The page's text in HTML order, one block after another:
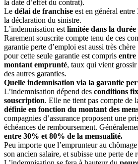
la date d’effet du contrat).
Le délai de franchise est en général
la déclaration du sinistre.
L’indemnisation est limitée dans la
Rarement souscrite compte tenu de ces
garantie perte d’emploi est aussi très
pour cette seule garantie est compris entre
montant emprunté, taux qui vient grossir
des autres garanties.
Quelle indemnisation via la garantie
L’indemnisation dépend des conditions
souscription. Elle ne tient pas compte de
définie en fonction du montant des
compagnies d’assurance proposent une
échéances de remboursement.
entre 30% et 80% de la mensualité.
Peu importe que l’emprunteur au
son ancien salaire, et subisse une perte de